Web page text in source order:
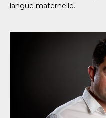
langue maternelle.